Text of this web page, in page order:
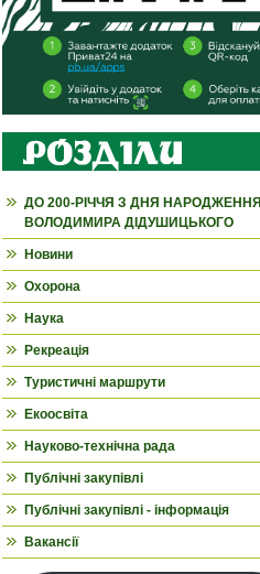
ДО 200-РІЧЧЯ З ДНЯ НАРОДЖЕННЯ
ВОЛОДИМИРА ДІДУШИЦЬКОГО
Новини
Охорона
Наука
Рекреація
Туристичні маршрути
Екоосвіта
Науково-технічна рада
Публічні закупівлі
Публічні закупівлі - інформація
Вакансії